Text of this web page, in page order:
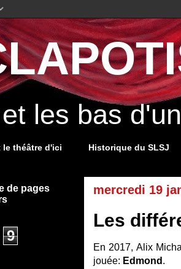
les bas
théâtre d'ici Historique du SLSJ
mercredi 19
Les
En 2017, Alix
jouée: Edmond .
de pages
9